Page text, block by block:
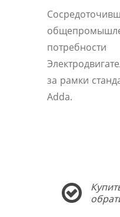
за рамки
Adda.